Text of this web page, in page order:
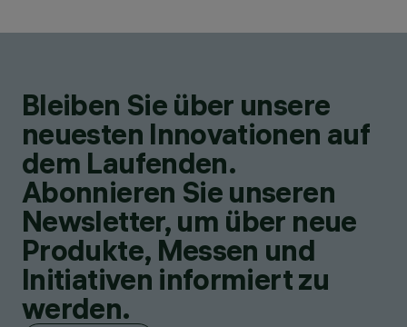
Bleiben Sie über unsere
neuesten Innovationen auf
dem Laufenden.
Abonnieren Sie unseren
Newsletter, um über neue
Produkte, Messen und
Initiativen informiert zu
werden.